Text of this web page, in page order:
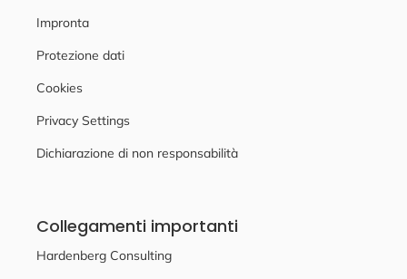
Impronta
Protezione dati
Cookies
Privacy Settings
Dichiarazione di non responsabilità
Collegamenti importanti
Hardenberg Consulting